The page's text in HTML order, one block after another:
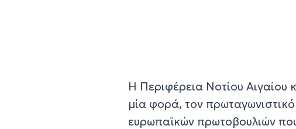
Η Περιφέρεια Νοτίου
μία φορά, τον
ευρωπαϊκών πρωτοβουλιών